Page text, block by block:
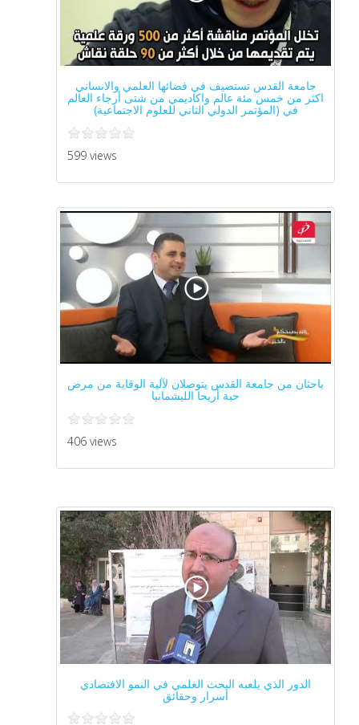
جامعة القدس تستضيف في فضائها العلمي والانساني
اكثر من خمس مئة عالم واكاديمي من شتى أرجاء العالم
في (المؤتمر الدولي الثاني للعلوم الاجتماعية)
599 views
باحثان من جامعة القدس يتوصلان لآلية الوقاية من مرض
حبة أريحا الليشمانيا
406 views
الدور الذي يلعبه البحث العلمي في النمو الافتصادي
أسرار وحقائق